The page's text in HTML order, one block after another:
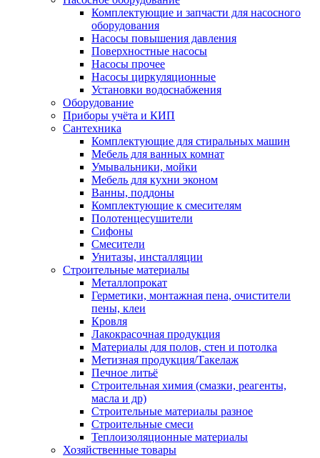
Комплектующие и запчасти для насосного
оборудования
Насосы повышения давления
Поверхностные насосы
Насосы прочее
Насосы циркуляционные
Установки водоснабжения
Оборудование
Приборы учёта и КИП
Сантехника
Комплектующие для стиральных машин
Мебель для ванных комнат
Умывальники, мойки
Мебель для кухни эконом
Ванны, поддоны
Комплектующие к смесителям
Полотенцесушители
Сифоны
Смесители
Унитазы, инсталляции
Строительные материалы
Металлопрокат
Герметики, монтажная пена, очистители
пены, клеи
Кровля
Лакокрасочная продукция
Материалы для полов, стен и потолка
Метизная продукция/Такелаж
Печное литьё
Строительная химия (смазки, реагенты,
масла и др)
Строительные материалы разное
Строительные смеси
Теплоизоляционные материалы
Хозяйственные товары